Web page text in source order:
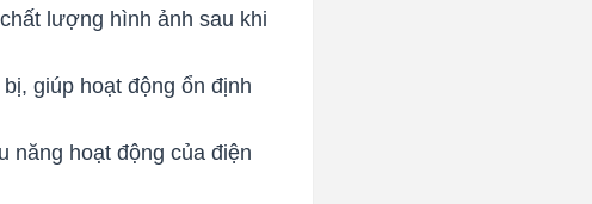
lượng hình ảnh sau khi
giúp hoạt động ổn định
năng hoạt động của điện